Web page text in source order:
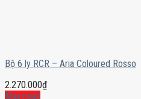
Bộ 6 ly RCR – Aria Coloured Rosso
2.270.000₫
Mua ngay